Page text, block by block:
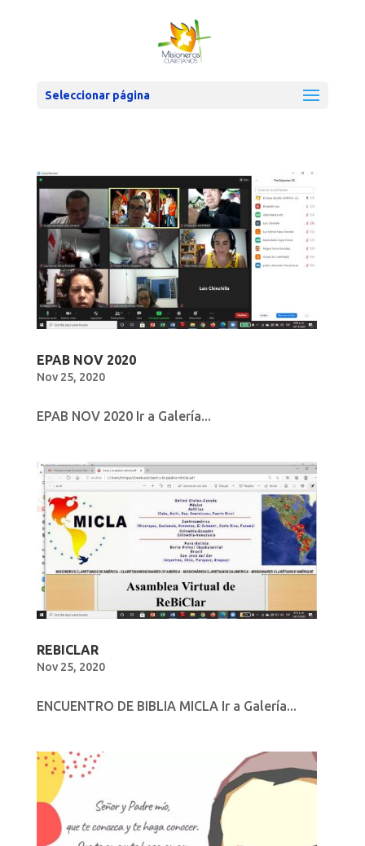
Seleccionar página
EPAB NOV 2020
Nov 25, 2020
EPAB NOV 2020 Ir a Galería...
REBICLAR
Nov 25, 2020
ENCUENTRO DE BIBLIA MICLA Ir a Galería...